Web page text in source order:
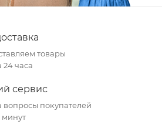
товары
24 часа
сервис
вопросы покупателей
минут